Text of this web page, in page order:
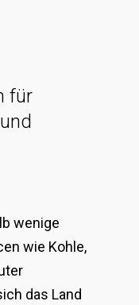
für
wenige
wie Kohle,
das Land